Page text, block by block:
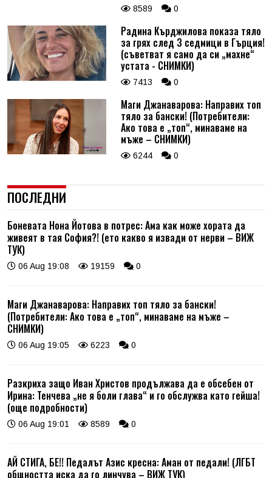
8589 0
Радина Кърджилова показа тяло
за грях след 3 седмици в Гърция!
(съветват я само да си „махне“
устата - СНИМКИ)
7413 0
Маги Джанаварова: Направих топ
тяло за бански! (Потребители:
Ако това е „топ“, минаваме на
мъже – СНИМКИ)
6244 0
ПОСЛЕДНИ
Боневата Нона Йотова в потрес: Ама как може хората да
живеят в тая София?! (ето какво я извади от нерви – ВИЖ
ТУК)
06 Aug 19:08 19159 0
Маги Джанаварова: Направих топ тяло за бански!
(Потребители: Ако това е „топ“, минаваме на мъже –
СНИМКИ)
06 Aug 19:05 6223 0
Разкриха защо Иван Христов продължава да е обсебен от
Ирина: Тенчева „не я боли глава“ и го обслужва като гейша!
(още подробности)
06 Aug 19:01 8589 0
АЙ СТИГА, БЕ!! Педалът Азис кресна: Аман от педали! (ЛГБТ
общността иска да го линчува – ВИЖ ТУК)